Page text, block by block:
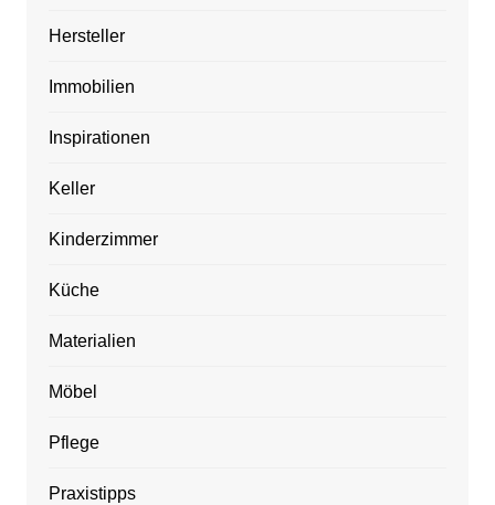
Hersteller
Immobilien
Inspirationen
Keller
Kinderzimmer
Küche
Materialien
Möbel
Pflege
Praxistipps